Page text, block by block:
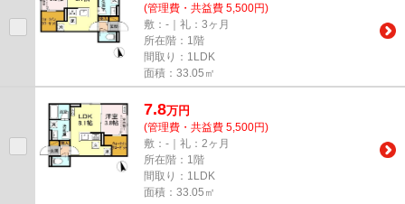
(管理費・共益費 5,500円)
敷：-｜礼：3ヶ月
所在階：1階
間取り：1LDK
面積：33.05㎡
7.8万円
(管理費・共益費 5,500円)
敷：-｜礼：2ヶ月
所在階：1階
間取り：1LDK
面積：33.05㎡